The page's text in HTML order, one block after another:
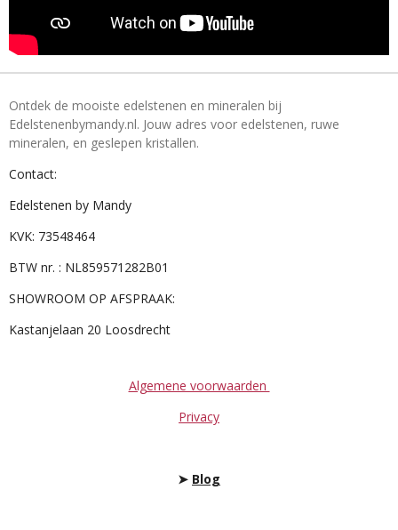
Ontdek de mooiste edelstenen en mineralen bij
Edelstenenbymandy.nl. Jouw adres voor edelstenen, ruwe
mineralen, en geslepen kristallen.
Contact:
Edelstenen by Mandy
KVK: 73548464
BTW nr. : NL859571282B01
SHOWROOM OP AFSPRAAK:
Kastanjelaan 20 Loosdrecht
Algemene voorwaarden
Privacy
➤ Blog